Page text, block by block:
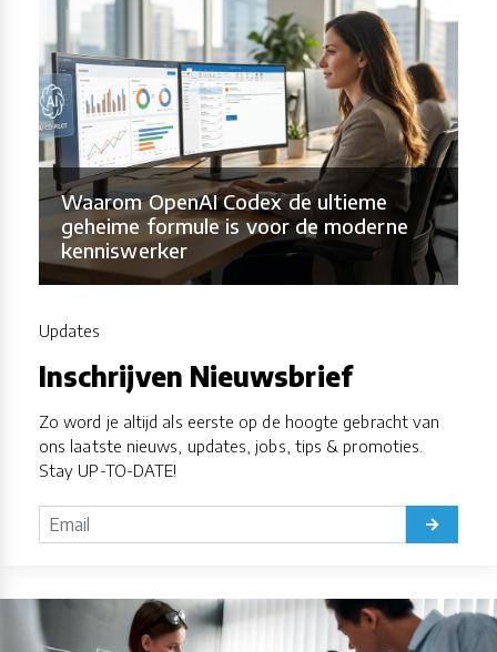
Waarom OpenAI Codex de ultieme
geheime formule is voor de moderne
kenniswerker
Updates
Inschrijven Nieuwsbrief
Zo word je altijd als eerste op de hoogte gebracht van
ons laatste nieuws, updates, jobs, tips & promoties.
Stay UP-TO-DATE!